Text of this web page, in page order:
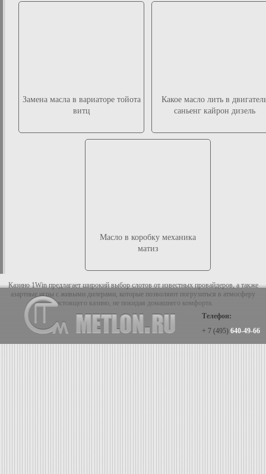
Замена масла в вариаторе тойота
витц
Какое масло лить в
саньенг кайрон дизель
Масло в коробку механика
матиз
Казино 1Win предлагает широкий выбор слотов от известных провайдеров, а также
азартные игры с живыми дилерами, которые позволяют погрузиться в атмосферу
настоящего казино, не покидая домашнего комфорта.
Телефон:
+ 7 (495) 640-49-66